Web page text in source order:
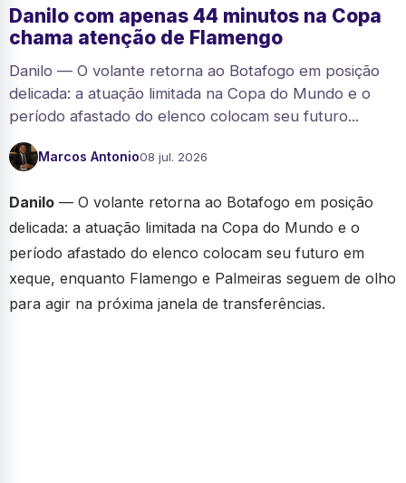
Danilo com apenas 44 minutos na Copa
chama atenção de Flamengo
Danilo — O volante retorna ao Botafogo em posição
delicada: a atuação limitada na Copa do Mundo e o
período afastado do elenco colocam seu futuro...
Marcos Antonio08 jul. 2026
Danilo — O volante retorna ao Botafogo em posição
delicada: a atuação limitada na Copa do Mundo e o
período afastado do elenco colocam seu futuro em
xeque, enquanto Flamengo e Palmeiras seguem de olho
para agir na próxima janela de transferências.